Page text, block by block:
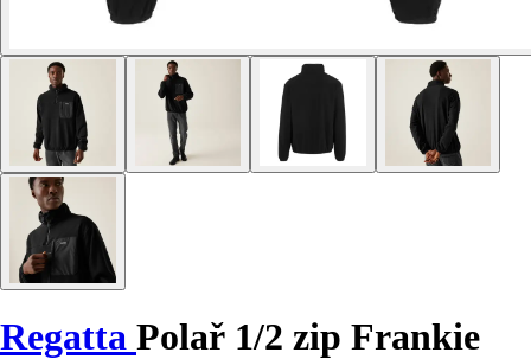
Regatta Polař 1/2 zip Frankie